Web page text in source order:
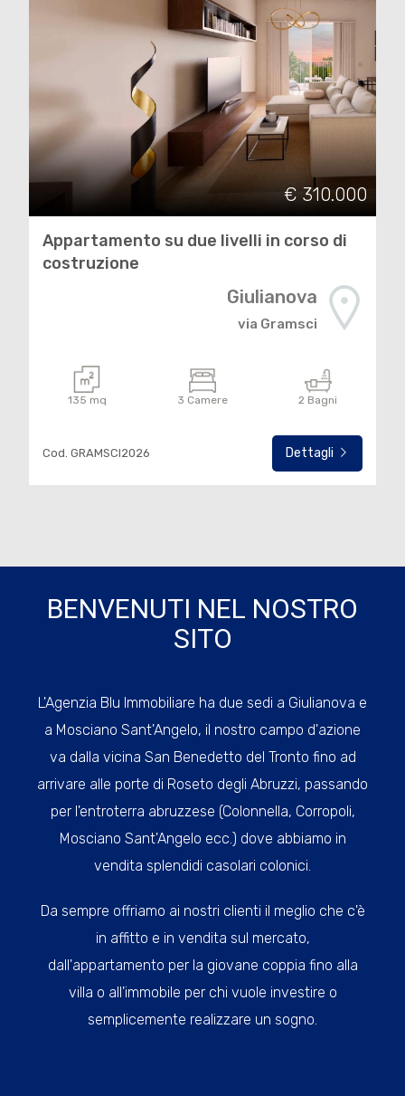
€ 310.000
Appartamento su due livelli in corso di
costruzione
Giulianova
via Gramsci
135 mq 3 Camere 2 Bagni
Cod. GRAMSCI2026 Dettagli
BENVENUTI NEL NOSTRO
SITO
L'Agenzia Blu Immobiliare ha due sedi a Giulianova e
a Mosciano Sant'Angelo, il nostro campo d'azione
va dalla vicina San Benedetto del Tronto fino ad
arrivare alle porte di Roseto degli Abruzzi, passando
per l'entroterra abruzzese (Colonnella, Corropoli,
Mosciano Sant'Angelo ecc.) dove abbiamo in
vendita splendidi casolari colonici.
Da sempre offriamo ai nostri clienti il meglio che c'è
in affitto e in vendita sul mercato,
dall'appartamento per la giovane coppia fino alla
villa o all'immobile per chi vuole investire o
semplicemente realizzare un sogno.